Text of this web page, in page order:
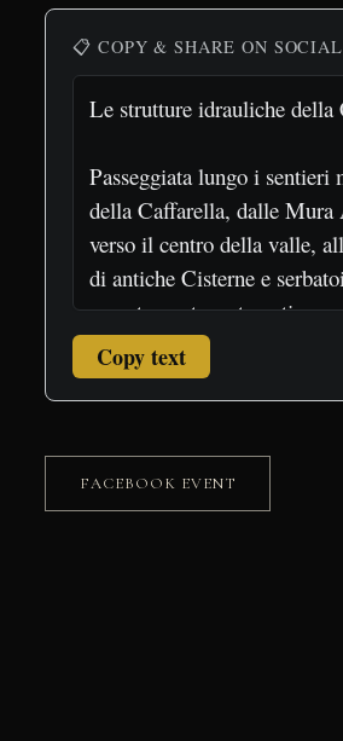
📋 COPY & SHARE ON SOCIAL
Copy text
FACEBOOK EVENT